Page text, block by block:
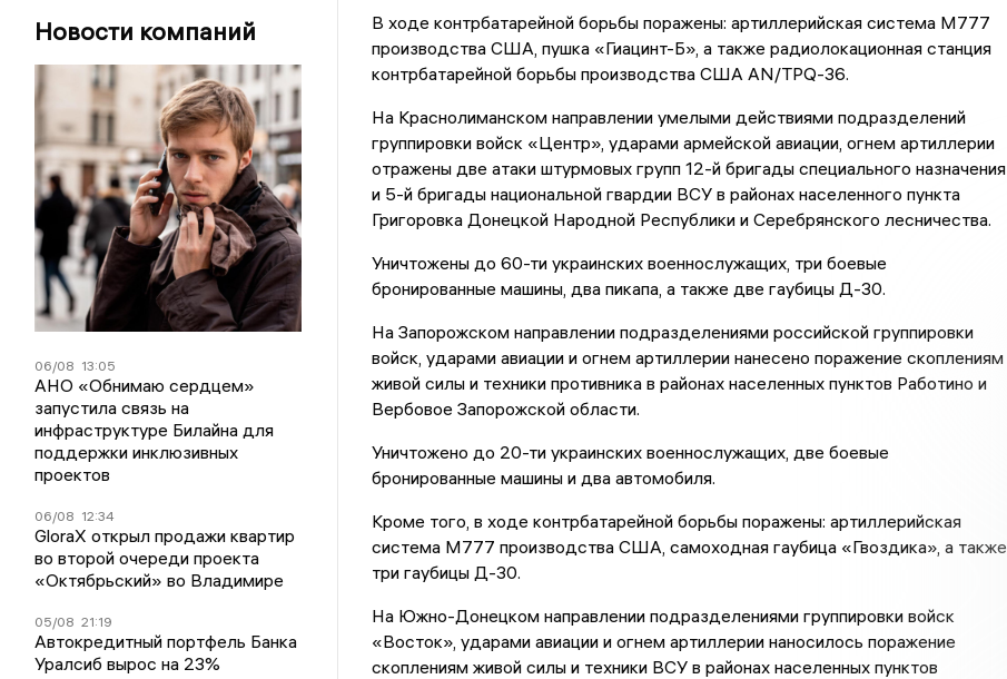
Новости компаний
06/08 13:05
АНО «Обнимаю сердцем»
запустила связь на
инфраструктуре Билайна для
поддержки инклюзивных
проектов
06/08 12:34
GloraX открыл продажи квартир
во второй очереди проекта
«Октябрьский» во Владимире
05/08 21:19
Автокредитный портфель Банка
Уралсиб вырос на 23%
В ходе контрбатарейной борьбы поражены: артиллерийская система М777
производства США, пушка «Гиацинт-Б», а также радиолокационная станция
контрбатарейной борьбы производства США AN/TPQ-36.
На Краснолиманском направлении умелыми действиями подразделений
группировки войск «Центр», ударами армейской авиации, огнем артиллерии
отражены две атаки штурмовых групп 12-й бригады специального назначения
и 5-й бригады национальной гвардии ВСУ в районах населенного пункта
Григоровка Донецкой Народной Республики и Серебрянского лесничества.
Уничтожены до 60-ти украинских военнослужащих, три боевые
бронированные машины, два пикапа, а также две гаубицы Д-30.
На Запорожском направлении подразделениями российской группировки
войск, ударами авиации и огнем артиллерии нанесено поражение скоплениям
живой силы и техники противника в районах населенных пунктов Работино и
Вербовое Запорожской области.
Уничтожено до 20-ти украинских военнослужащих, две боевые
бронированные машины и два автомобиля.
Кроме того, в ходе контрбатарейной борьбы поражены: артиллерийская
система М777 производства США, самоходная гаубица «Гвоздика», а также
три гаубицы Д-30.
На Южно-Донецком направлении подразделениями группировки войск
«Восток», ударами авиации и огнем артиллерии наносилось поражение
скоплениям живой силы и техники ВСУ в районах населенных пунктов